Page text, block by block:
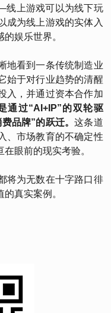
上游戏可以为线下玩
成为线上游戏的实体入
娱乐世界。
地看到一条传统制造业
始于对行业趋势的清醒
入，并通过资本合作加
通过“AI+IP”的双轮驱
品牌”的跃迁。这条道
、市场教育的不确定性
眼前的现实考验。
将为无数在十字路口徘
真实案例。